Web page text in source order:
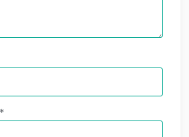
*